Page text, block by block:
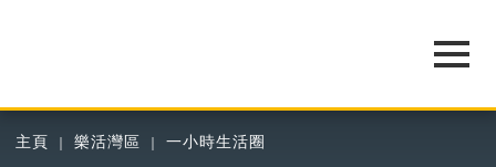
主頁 樂活灣區 一小時生活圈